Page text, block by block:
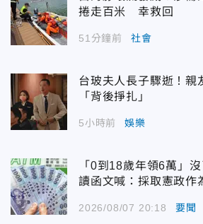
捲走百米 幸救回
51分鐘前 社會
台玻夫人長子驟逝！親
「背後掙扎」
5小時前 娛樂
「0到18歲年領6萬」
讀函文喊：採取憲政作
2026/08/07 20:18 要聞